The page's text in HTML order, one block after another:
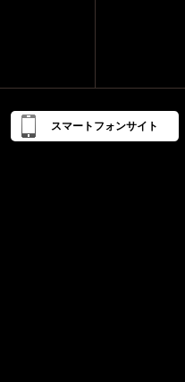
スマートフォンサイト